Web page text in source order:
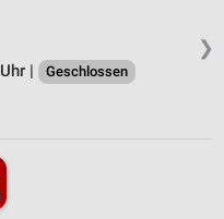
❯
|
Geschlossen